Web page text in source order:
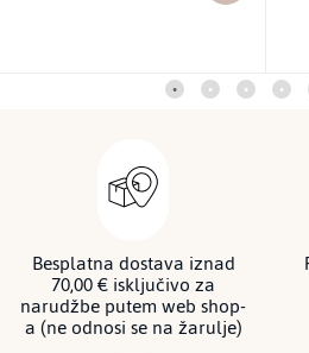
Besplatna dostava iznad
70,00 € isključivo za
narudžbe putem web shop-
a (ne odnosi se na žarulje)